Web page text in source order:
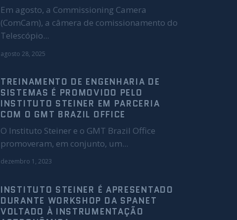
Em agosto, a Commissioning Camera
(ComCam), a câmera de comissionamento do
Telescópio...
agosto 28, 2025
TREINAMENTO DE ENGENHARIA DE
SISTEMAS É PROMOVIDO PELO
INSTITUTO STEINER EM PARCERIA
COM O GMT BRAZIL OFFICE
O Instituto Steiner e o GMT Brazil Office
promoveram, em conjunto, um...
dezembro 1, 2023
INSTITUTO STEINER É APRESENTADO
DURANTE WORKSHOP DA SPANET
VOLTADO À INSTRUMENTAÇÃO